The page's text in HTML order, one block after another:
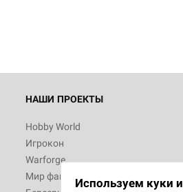
НАШИ ПРОЕКТЫ
Hobby World
Игрокон
Warforge
Мир фантастикиИспользуем куки и